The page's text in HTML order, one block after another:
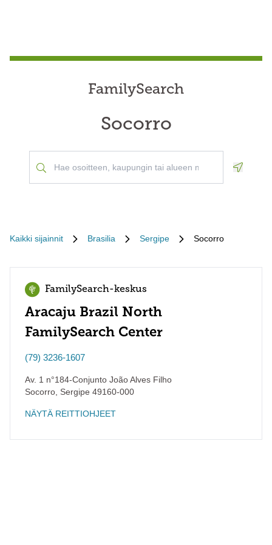
FamilySearch
Socorro
Kaikki sijainnit Brasilia Sergipe Socorro
FamilySearch-keskus
Aracaju Brazil North
FamilySearch Center
(79) 3236-1607
Av. 1 n°184-Conjunto João Alves Filho
Socorro Sergipe 49160-000
NÄYTÄ REITTIOHJEET